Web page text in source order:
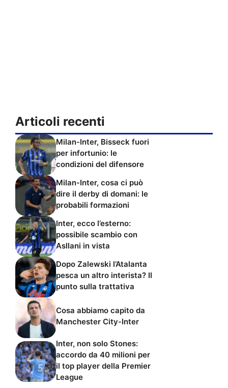
Articoli recenti
Milan-Inter, Bisseck fuori
per infortunio: le
condizioni del difensore
Milan-Inter, cosa ci può
dire il derby di domani: le
probabili formazioni
Inter, ecco l’esterno:
possibile scambio con
Asllani in vista
Dopo Zalewski l’Atalanta
pesca un altro interista? Il
punto sulla trattativa
Cosa abbiamo capito da
Manchester City-Inter
Inter, non solo Stones:
accordo da 40 milioni per
il top player della Premier
League